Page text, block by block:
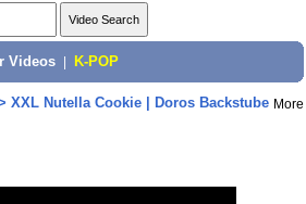
Videos K-POP
XXL Nutella Cookie | Doros Backstube More